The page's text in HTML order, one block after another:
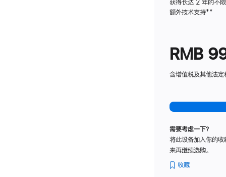
获得长达 2 年的不
额外技术支持脚
**
RMB
含增值税及其他法定
需要考虑一下？
将此设备加入你的收
来再继续选购。
收藏